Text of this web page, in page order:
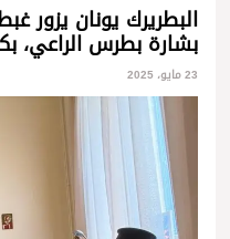
البطريرك يونان يزور
بشارة بطرس الراعي،
23 مايو، 2025